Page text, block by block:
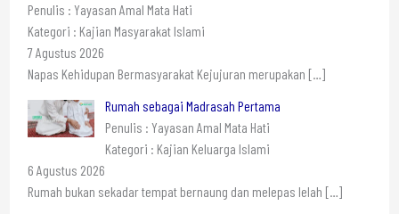
Penulis : Yayasan Amal Mata Hati
Kategori : Kajian Masyarakat Islami
7 Agustus 2026
Napas Kehidupan Bermasyarakat Kejujuran merupakan […]
Rumah sebagai Madrasah Pertama
Penulis : Yayasan Amal Mata Hati
Kategori : Kajian Keluarga Islami
6 Agustus 2026
Rumah bukan sekadar tempat bernaung dan melepas lelah […]